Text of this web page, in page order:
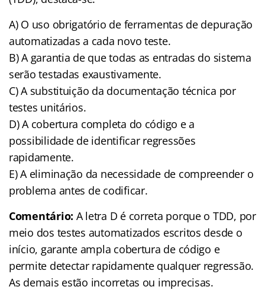
A) O uso obrigatório de ferramentas de depuração
automatizadas a cada novo teste.
B) A garantia de que todas as entradas do sistema
serão testadas exaustivamente.
C) A substituição da documentação técnica por
testes unitários.
D) A cobertura completa do código e a
possibilidade de identificar regressões
rapidamente.
E) A eliminação da necessidade de compreender o
problema antes de codificar.
Comentário: A letra D é correta porque o TDD, por
meio dos testes automatizados escritos desde o
início, garante ampla cobertura de código e
permite detectar rapidamente qualquer regressão.
As demais estão incorretas ou imprecisas.